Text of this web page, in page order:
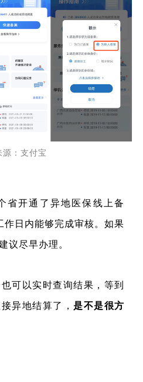
源：支付宝
省开通了异地医保线上备
作日内能够完成审核。如果
议尽早办理。
可以实时查询结果，等到
异地结算了，是不是很方